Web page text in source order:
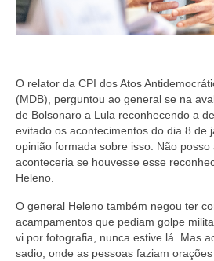
O relator da CPI dos Atos
(MDB), perguntou ao general se na
de Bolsonaro a Lula reconhecendo a
evitado os acontecimentos do dia 8 de
opinião formada sobre isso. Não posso
aconteceria se houvesse esse
Heleno.
O general Heleno também negou ter
acampamentos que pediam golpe
vi por fotografia, nunca estive lá. Mas
sadio, onde as pessoas faziam